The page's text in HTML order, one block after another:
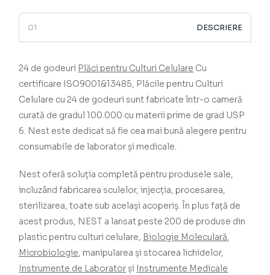
DESCRIERE
24 de godeuri Plăci pentru Culturi Celulare ­­­­­­­­­­­­­­­­­­­­­­­­­­­­­ Cu
certificare ISO9001&13485, Plăcile pentru Culturi
Celulare cu 24 de godeuri sunt fabricate într-o cameră
curată de gradul 100.000 cu materii prime de grad USP
6. Nest este dedicat să fie cea mai bună alegere pentru
consumabile de laborator și medicale.
Nest oferă soluția completă pentru produsele sale,
incluzând fabricarea sculelor, injecția, procesarea,
sterilizarea, toate sub același acoperiș.În plus față de
acest produs, NEST a lansat peste 200 de produse din
plastic pentru culturi celulare, Biologie Moleculară,
Microbiologie, manipularea și stocarea lichidelor,
Instrumente de Laborator și Instrumente Medicale